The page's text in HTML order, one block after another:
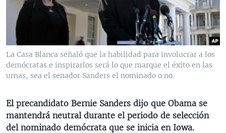
VENEZUELA
BRASIL
NICARAGUA
ECONOMÍA
ENTRETENIMIENTO Y CULTURA
TECNOLOGÍA
DEPORTES
CIENCIA Y SALUD
MULTIMEDIA
VIDEOS
FOTOGRAFÍA
AUDIOS
PROGRAMAS TV
EL MUNDO AL DÍA
FORO INTERAMERICANO
VISIÓN 360
LAS CLAVES
PANORAMA
RADIO
AVANCE INFORMATIVO
AUDIONOTICIAS
BUENOS DÍAS AMÉRICA
ESTADOS UNIDOS AL DÍA
DIRECT
DOCUMENTALES DE LA VOA
Learning English
La Casa Blanca señaló que la habilidad para involucrar a los
demócratas e inspirarlos será lo que marque el éxito en las
urnas, sea el senador Sanders el nominado o no.
El precandidato Bernie Sanders dijo que Obama se
mantendrá neutral durante el periodo de selección
del nominado demócrata que se inicia en Iowa.